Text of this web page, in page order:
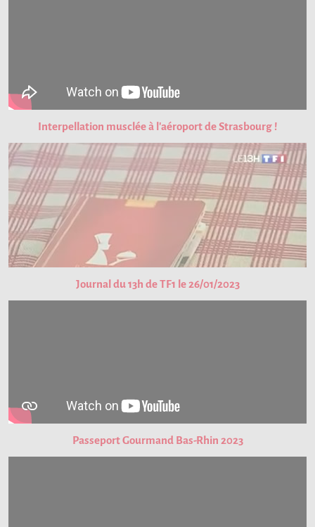
Interpellation musclée à l'aéroport de Strasbourg !
Journal du 13h de TF1 le 26/01/2023
Passeport Gourmand Bas-Rhin 2023